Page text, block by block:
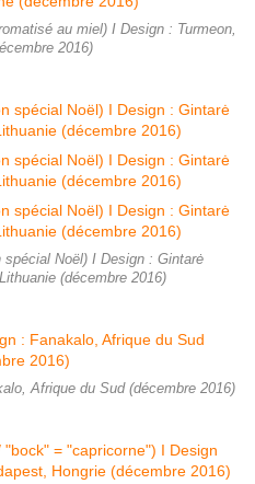
au miel) I Design : Turmeon,
2016)
Noël) I Design : Gintarė
(décembre 2016)
Afrique du Sud (décembre 2016)